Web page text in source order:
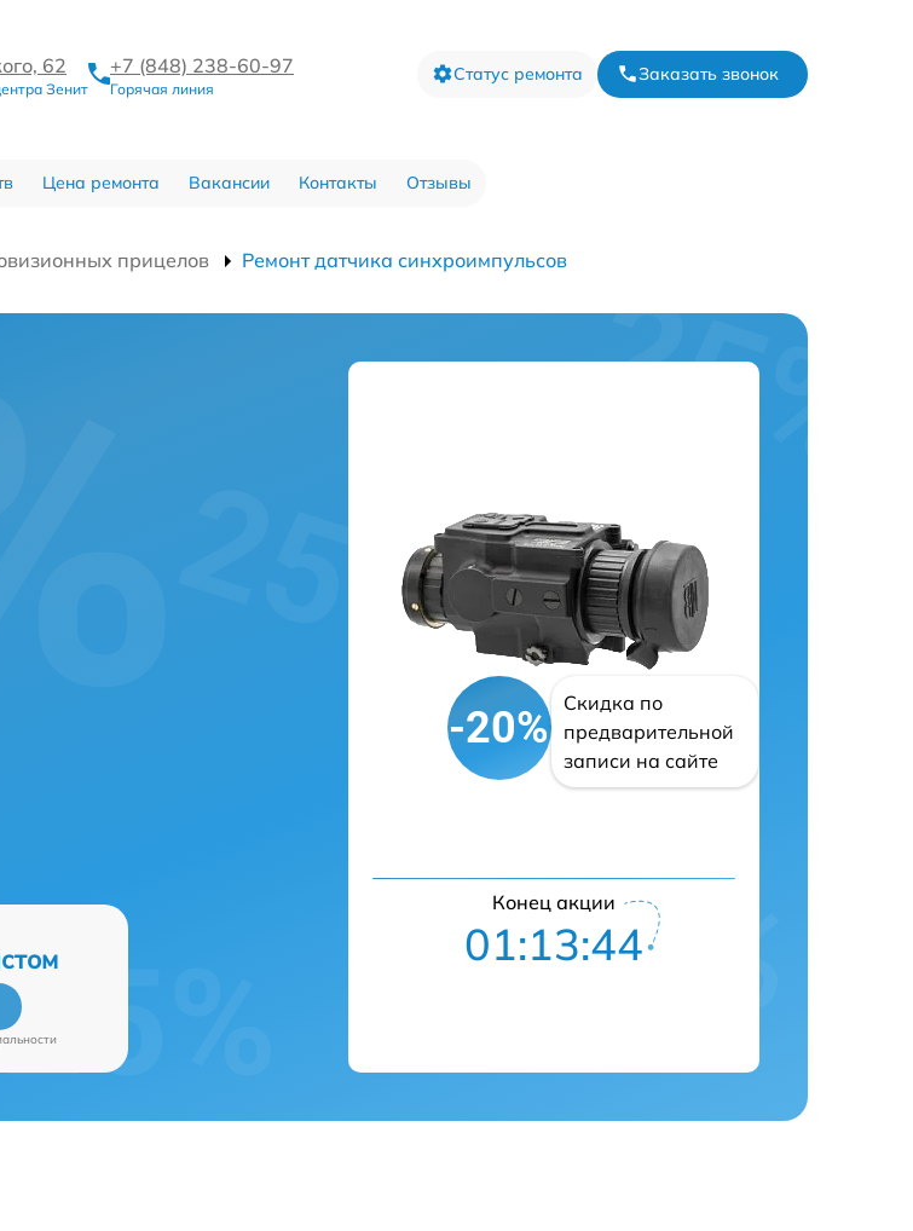
62
Зенит
+7 (848) 238-60-97
Горячая линия
Статус ремонта Заказать звонок
Цена ремонта Вакансии Контакты Отзывы
прицелов Ремонт датчика синхроимпульсов
-20%
Скидка по
предварительной
записи на сайте
Конец акции
01:13:43